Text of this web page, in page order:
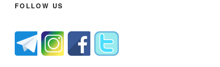
FOLLOW US